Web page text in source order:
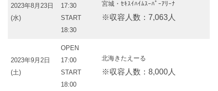
2023年8月23日
(水)
17:30
START
18:30
宮城・ｾｷｽｲﾊｲﾑｽｰﾊﾟｰｱﾘｰﾅ
※収容人数：7,063人
2023年9月2日
(土)
OPEN
17:00
START
18:00
北海きたえーる
※収容人数：8,000人